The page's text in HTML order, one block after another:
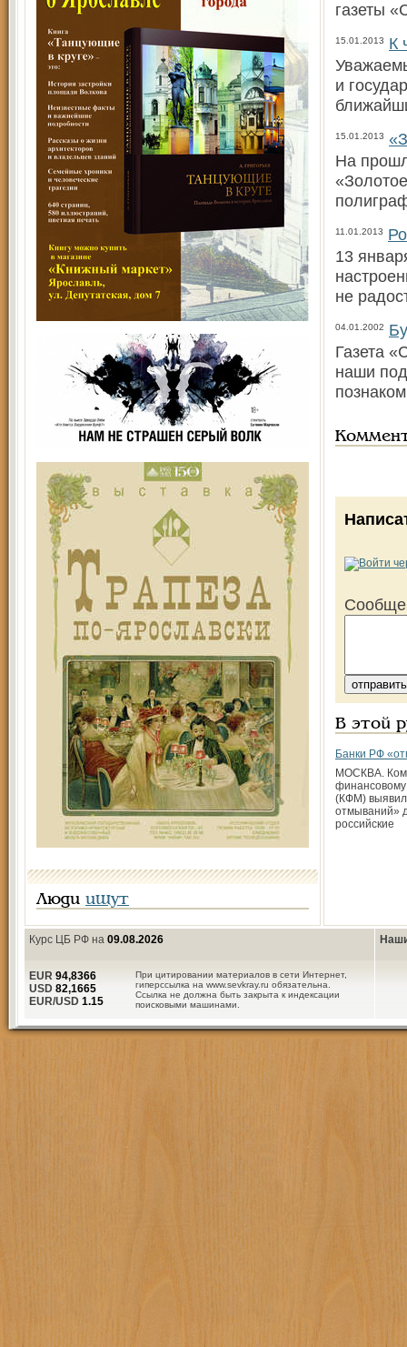
Люди ищут
газеты
15.01.2013
К
и
15.01.2013
На
11.01.2013
13
не
04.01.2002
Газета
наши
В этой
Банки РФ
МОСКВА.
финансовому
(КФМ)
отмываний»
российские
Курс ЦБ РФ на 09.08.2026
При цитировании материалов в сети Интернет,
гиперссылка на www.sevkray.ru обязательна.
Ссылка не должна быть закрыта к индексации
поисковыми машинами.
EUR 94,8366
USD 82,1665
EUR/USD 1.15